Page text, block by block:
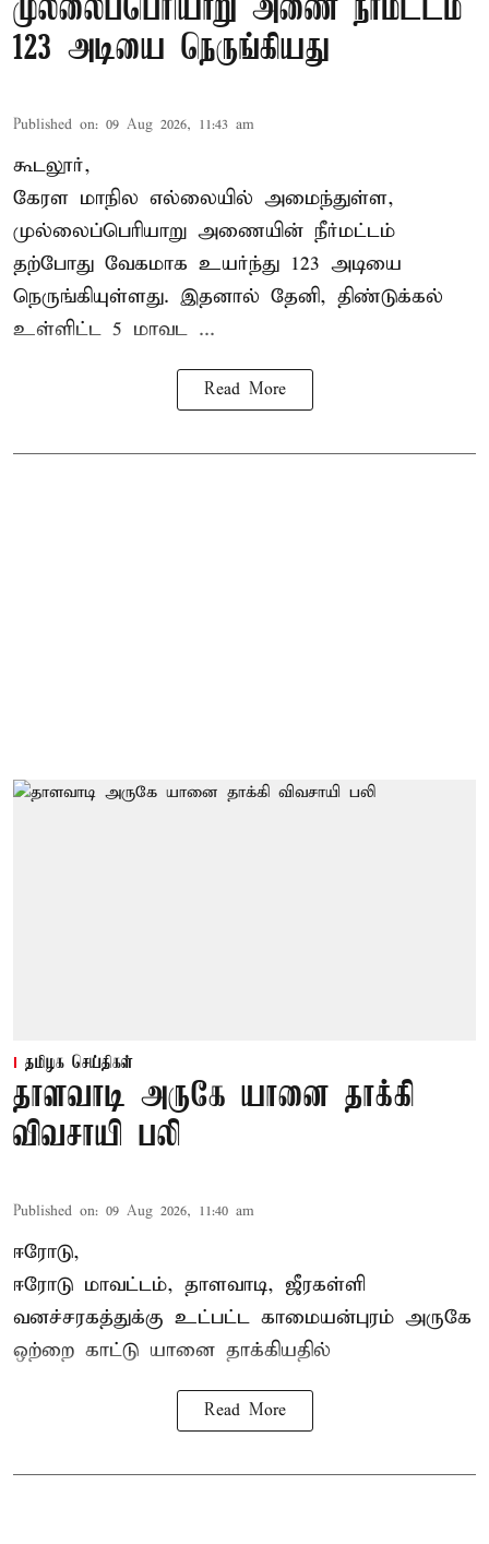
முல்லைப்பெரியாறு அணை நீர்மட்டம்
123 அடியை நெருங்கியது
Published on: 09 Aug 2026, 11:43 am
கூடலூர்,
கேரள மாநில எல்லையில் அமைந்துள்ள,
முல்லைப்பெரியாறு அணையின் நீர்மட்டம்
தற்போது வேகமாக உயர்ந்து 123 அடியை
நெருங்கியுள்ளது. இதனால் தேனி, திண்டுக்கல்
உள்ளிட்ட 5 மாவட ...
Read More
தமிழக செய்திகள்
தாளவாடி அருகே யானை தாக்கி
விவசாயி பலி
Published on: 09 Aug 2026, 11:40 am
ஈரோடு,
ஈரோடு மாவட்டம், தாளவாடி, ஜீரகள்ளி
வனச்சரகத்துக்கு உட்பட்ட காமையன்புரம் அருகே
ஒற்றை காட்டு யானை தாக்கியதில்
Read More